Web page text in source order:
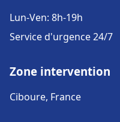
Lun-Ven: 8h-19h
Service d'urgence 24/7
Zone intervention
Ciboure, France